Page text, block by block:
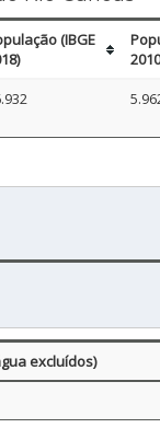
(IBGE
excluídos)